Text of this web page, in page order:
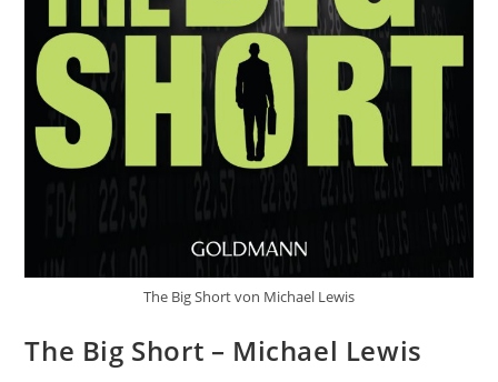
The Big Short von Michael Lewis
The Big Short – Michael Lewis